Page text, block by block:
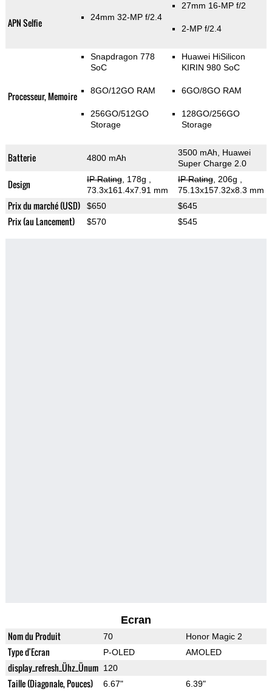
APN Selfie 24mm 32-MP f/2.4
27mm 16-MP f/2
2-MP f/2.4
Processeur, Memoire
Snapdragon 778
SoC
8GO/12GO RAM
256GO/512GO
Storage
Huawei HiSilicon
KIRIN 980 SoC
6GO/8GO RAM
128GO/256GO
Storage
Batterie 4800 mAh
3500 mAh, Huawei
Super Charge 2.0
Design IP Rating, 178g
73.3x161.4x7.91 mm
IP Rating, 206g
75.13x157.32x8.3 mm
Prix du marché (USD) $650 $645
Prix (au Lancement) $570 $545
Ecran
Nom du Produit 70 Honor Magic 2
Type d'Ecran P-OLED AMOLED
display_refresh_Ühz_Ünum 120
Taille (Diagonale, Pouces) 6.67" 6.39"